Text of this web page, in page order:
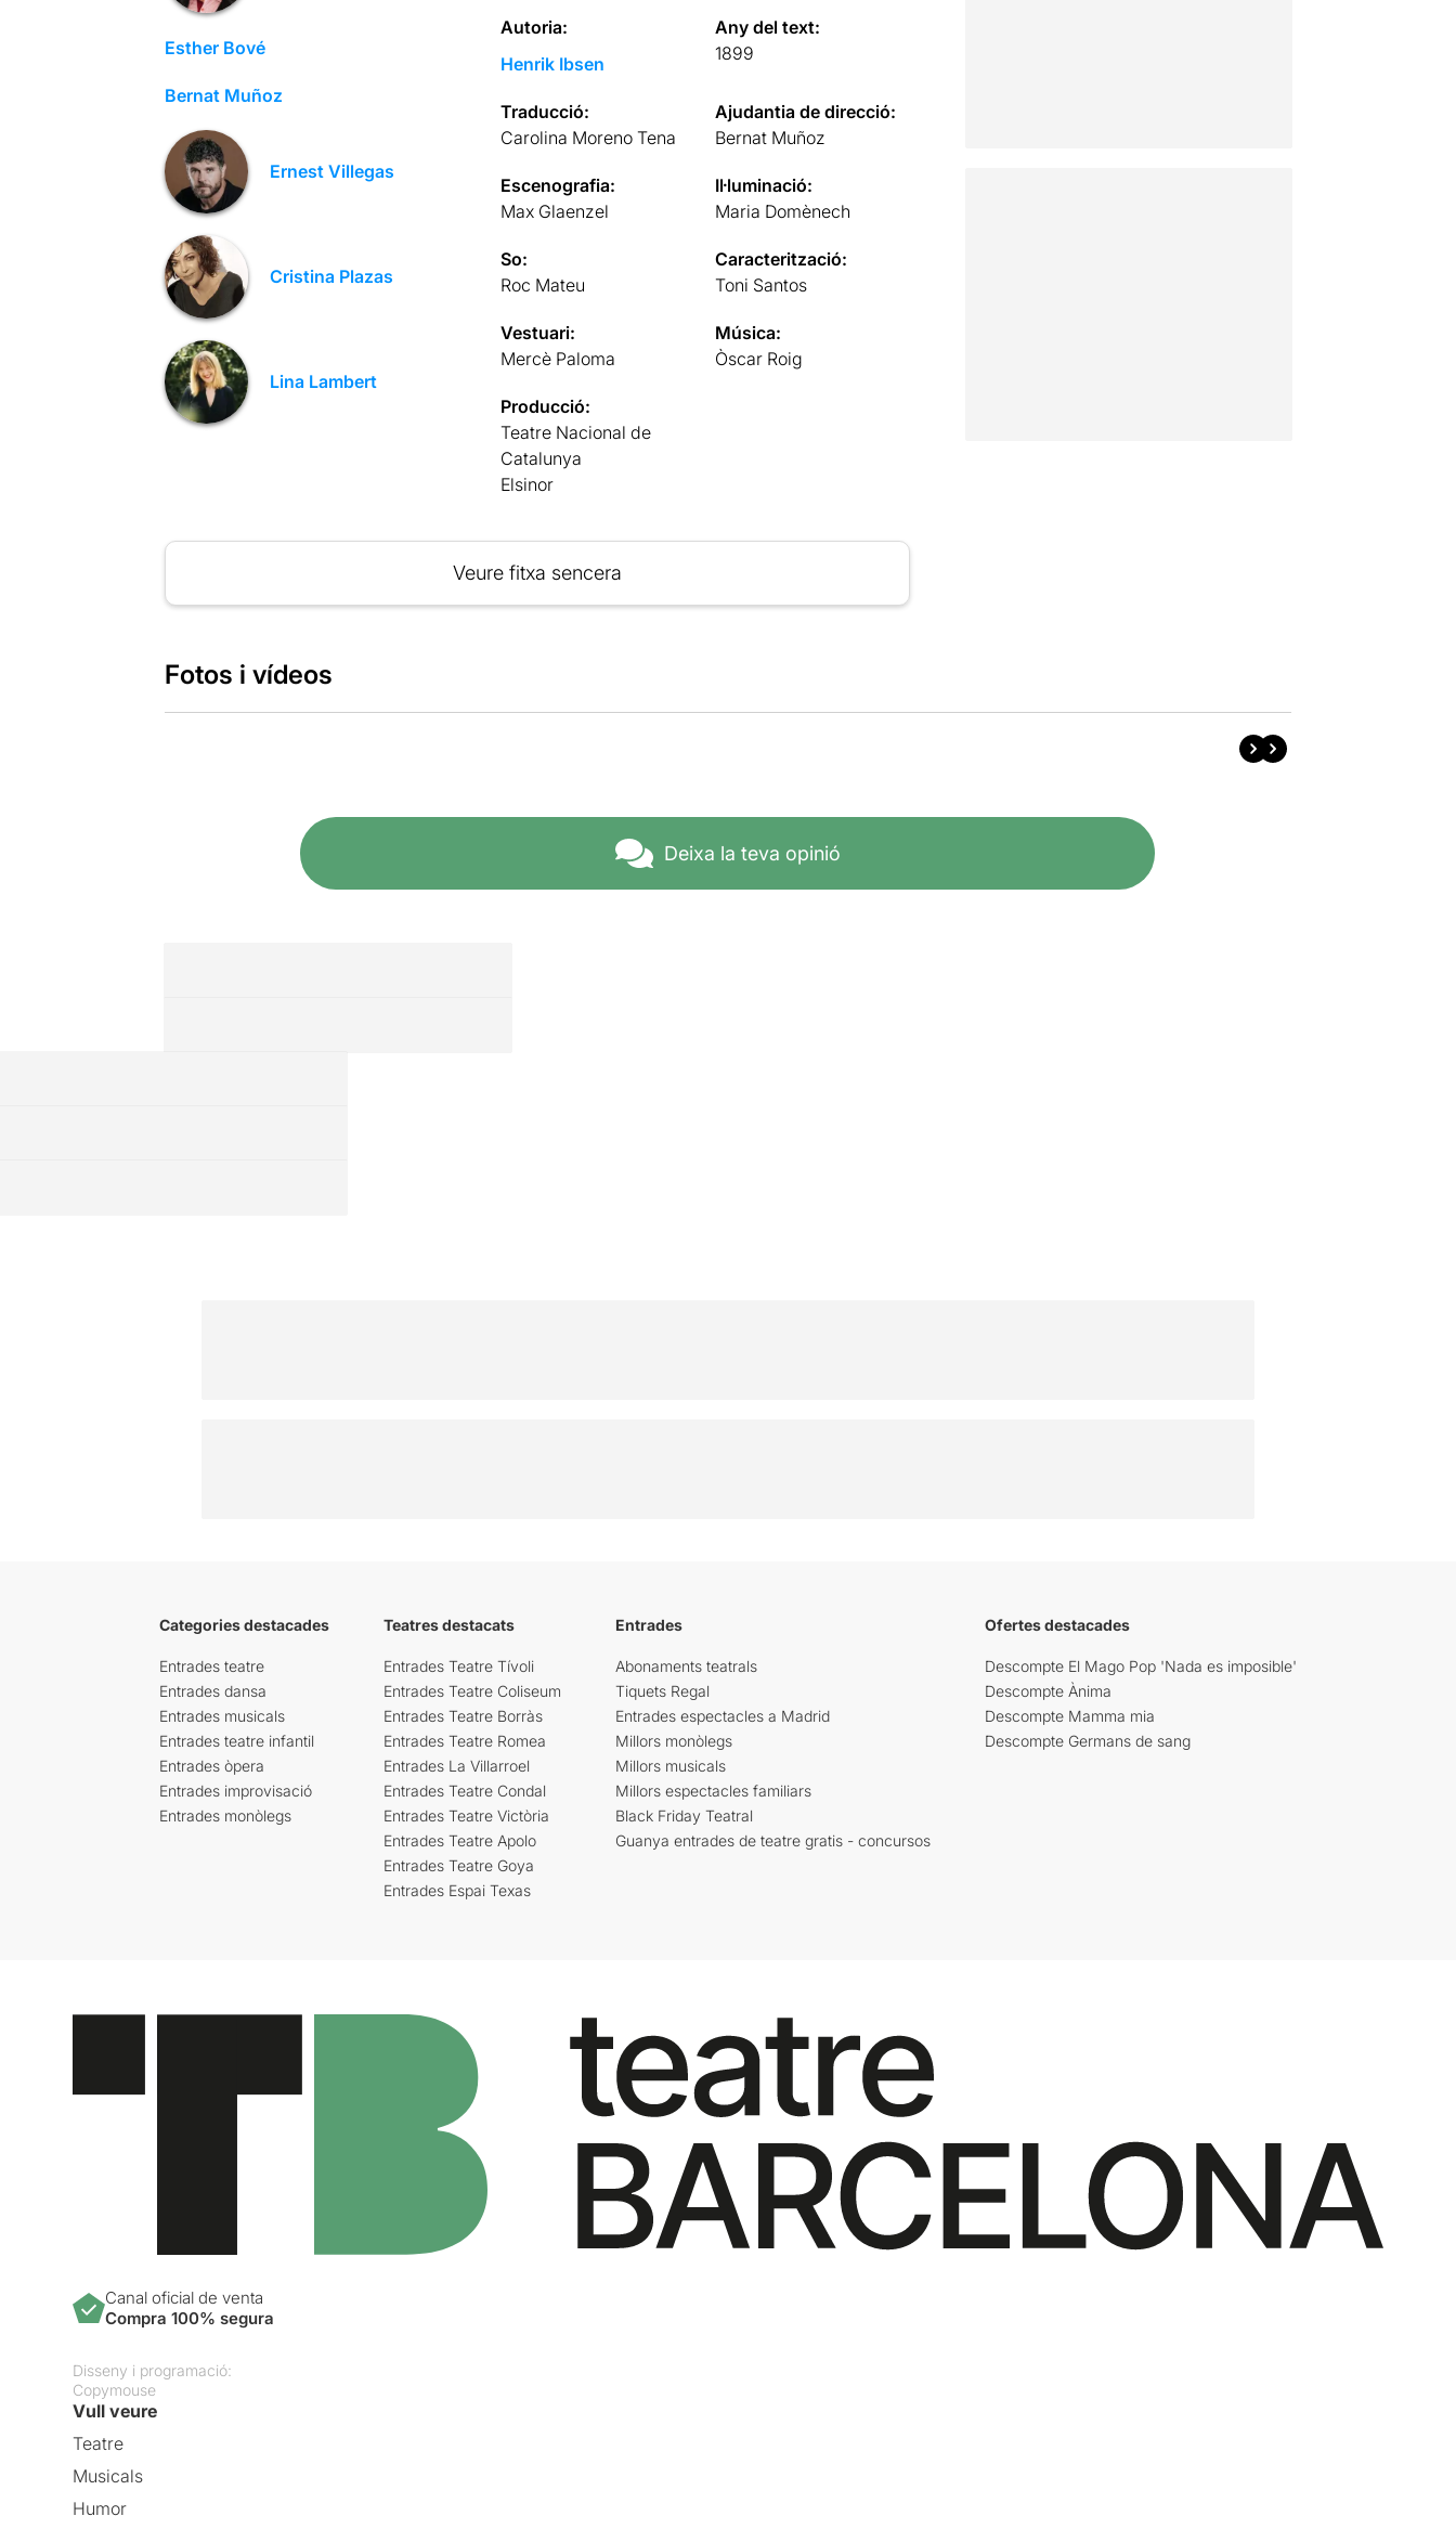
Esther Bové
Bernat Muñoz
Ernest Villegas
Cristina Plazas
Lina Lambert
Autoria:
Henrik Ibsen
Any del text:
1899
Traducció:
Carolina Moreno Tena
Ajudantia de direcció:
Bernat Muñoz
Escenografia:
Max Glaenzel
Il·luminació:
Maria Domènech
So:
Roc Mateu
Caracterització:
Toni Santos
Vestuari:
Mercè Paloma
Música:
Òscar Roig
Producció:
Teatre Nacional de
Catalunya
Elsinor
Veure fitxa sencera
Fotos i vídeos
Deixa la teva opinió
Categories destacades
Entrades teatre
Entrades dansa
Entrades musicals
Entrades teatre infantil
Entrades òpera
Entrades improvisació
Entrades monòlegs
Teatres destacats
Entrades Teatre Tívoli
Entrades Teatre Coliseum
Entrades Teatre Borràs
Entrades Teatre Romea
Entrades La Villarroel
Entrades Teatre Condal
Entrades Teatre Victòria
Entrades Teatre Apolo
Entrades Teatre Goya
Entrades Espai Texas
Entrades
Abonaments teatrals
Tiquets Regal
Entrades espectacles a Madrid
Millors monòlegs
Millors musicals
Millors espectacles familiars
Black Friday Teatral
Guanya entrades de teatre gratis - concursos
Ofertes destacades
Descompte El Mago Pop 'Nada es imposible'
Descompte Ànima
Descompte Mamma mia
Descompte Germans de sang
Canal oficial de venta
Compra 100% segura
Disseny i programació:
Copymouse
Vull veure
Teatre
Musicals
Humor